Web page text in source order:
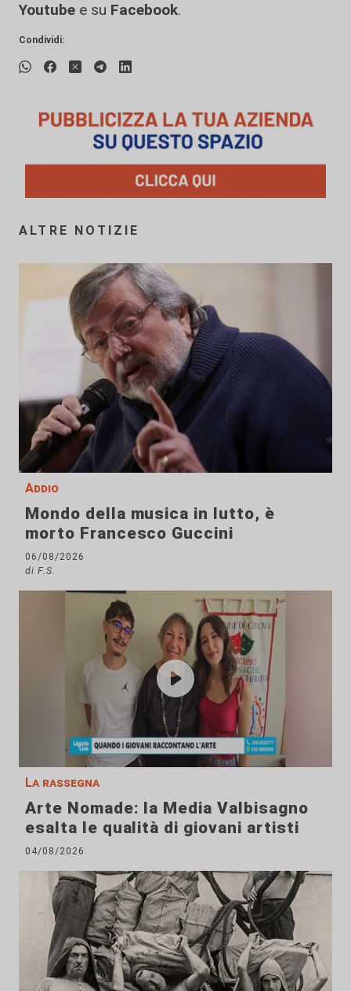
Youtube e su Facebook.
Condividi:
ALTRE NOTIZIE
Addio
Mondo della musica in lutto, è
morto Francesco Guccini
06/08/2026
di F.S.
La rassegna
Arte Nomade: la Media Valbisagno
esalta le qualità di giovani artisti
04/08/2026